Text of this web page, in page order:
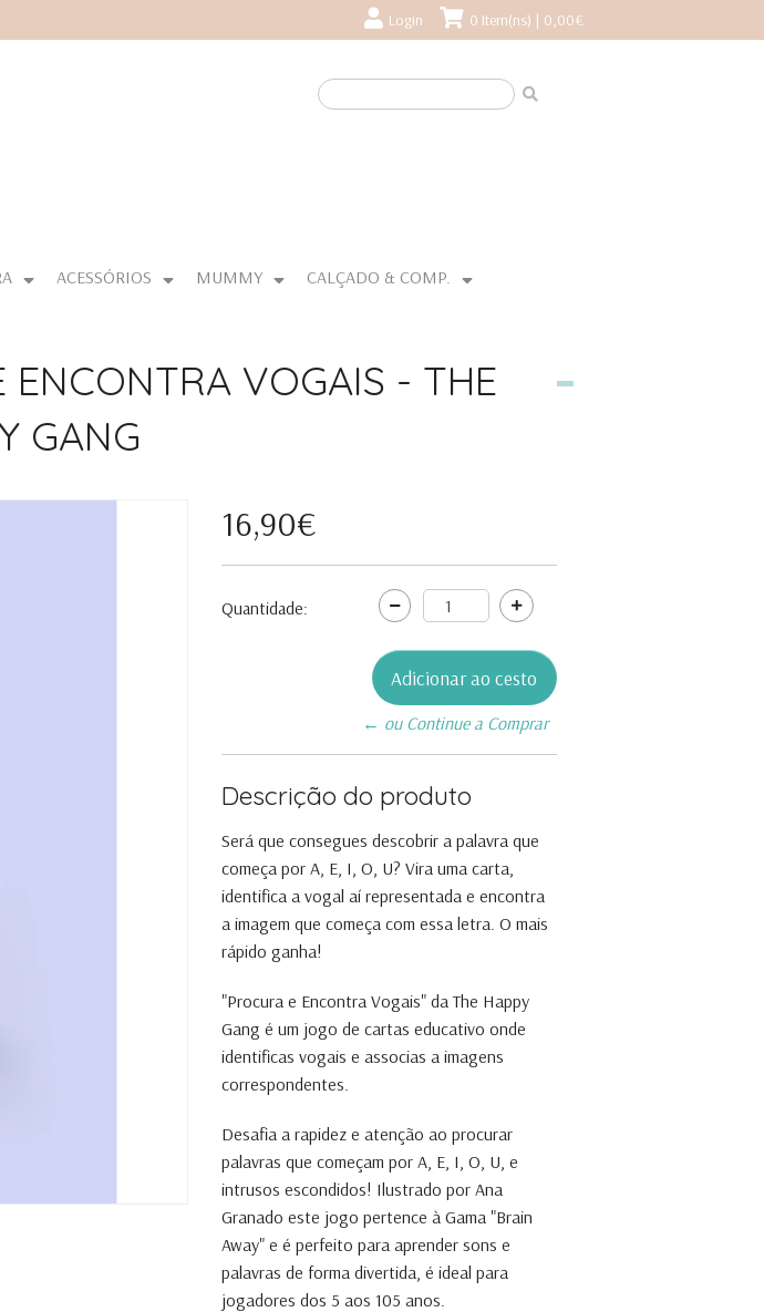
0 Item(ns) | 0,00€
Login
ACESSÓRIOS MUMMY
CALÇADO & COMP.
ENCONTRA VOGAIS - THE
GANG
16,90€
Quantidade:
← ou Continue a Comprar
Descrição do produto
Será que consegues descobrir a palavra que
começa por A, E, I, O, U? Vira uma carta,
identifica a vogal aí representada e encontra
a imagem que começa com essa letra. O mais
rápido ganha!
"Procura e Encontra Vogais" da The Happy
Gang é um jogo de cartas educativo onde
identificas vogais e associas a imagens
correspondentes.
Desafia a rapidez e atenção ao procurar
palavras que começam por A, E, I, O, U, e
intrusos escondidos! Ilustrado por Ana
Granado este jogo pertence à Gama "Brain
Away" e é perfeito para aprender sons e
palavras de forma divertida, é ideal para
jogadores dos 5 aos 105 anos.